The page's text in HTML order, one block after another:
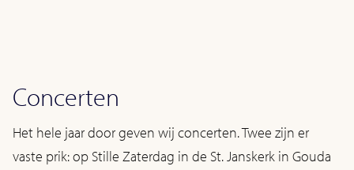
Concerten
Het hele jaar door geven wij concerten. Twee zijn er
vaste prik: op Stille Zaterdag in de St. Janskerk in Gouda